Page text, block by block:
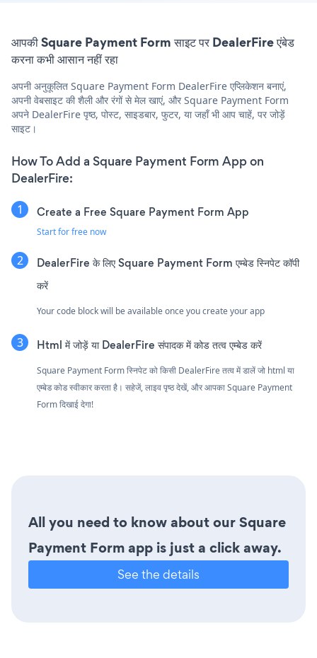
आपकी Square Payment Form साइट पर DealerFire एंबेड
करना कभी आसान नहीं रहा
अपनी अनुकूलित Square Payment Form DealerFire एप्लिकेशन बनाएं,
अपनी वेबसाइट की शैली और रंगों से मेल खाएं, और Square Payment Form
अपने DealerFire पृष्ठ, पोस्ट, साइडबार, फुटर, या जहाँ भी आप चाहें, पर जोड़ें
साइट।
How To Add a Square Payment Form App on
DealerFire:
Create a Free Square Payment Form App
Start for free now
DealerFire के लिए Square Payment Form एम्बेड स्निपेट कॉपी
करें
Your code block will be available once you create your app
Html में जोड़ें या DealerFire संपादक में कोड तत्व एम्बेड करें
Square Payment Form स्निपेट को किसी DealerFire तत्व में डालें जो html या
एम्बेड कोड स्वीकार करता है। सहेजें, लाइव पृष्ठ देखें, और आपका Square Payment
Form दिखाई देगा!
All you need to know about our Square
Payment Form app is just a click away.
See the details